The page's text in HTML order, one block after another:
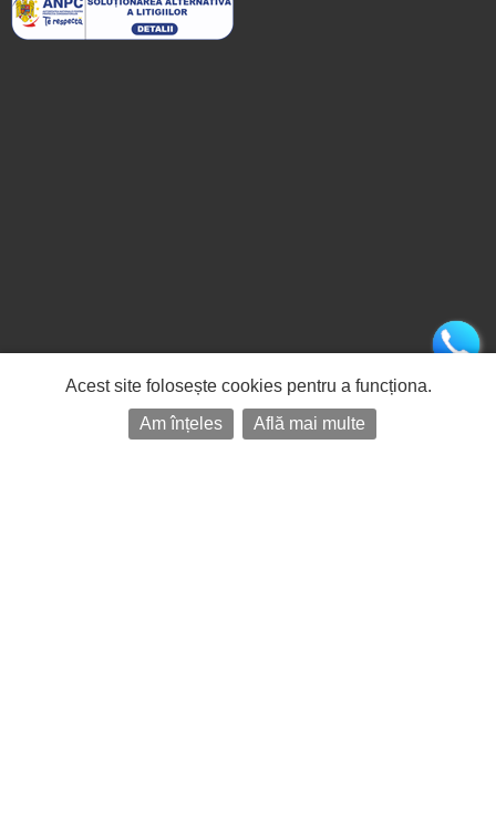
Acest site folosește cookies pentru a funcționa.
Am înțeles
Află mai multe